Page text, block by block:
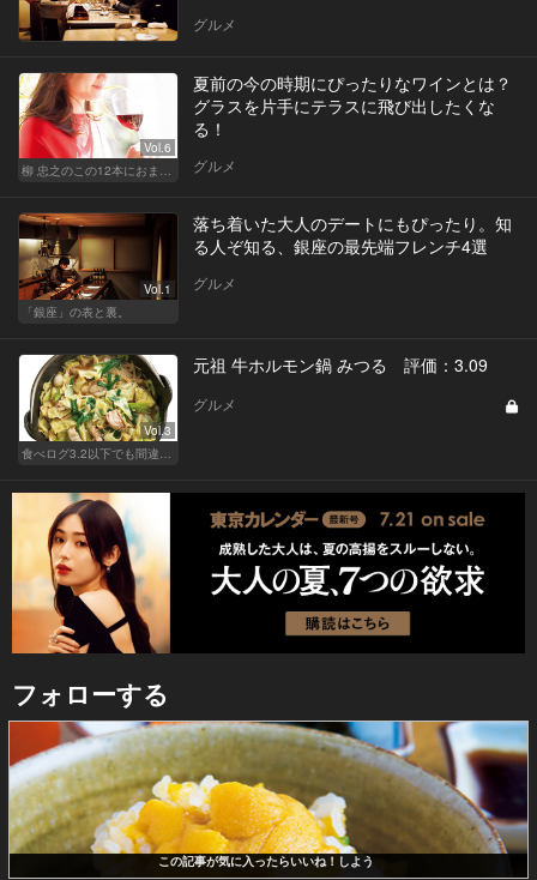
グルメ
Vol.6
柳 忠之のこの12本におまかせ
夏前の今の時期にぴったりなワインとは？
グラスを片手にテラスに飛び出したくな
る！
グルメ
Vol.1
「銀座」の表と裏。
落ち着いた大人のデートにもぴったり。知
る人ぞ知る、銀座の最先端フレンチ4選
グルメ
Vol.3
食べログ3.2以下でも間違いなく名店！
元祖 牛ホルモン鍋 みつる 評価：3.09
グルメ
フォローする
この記事が気に入ったらいいね！しよう